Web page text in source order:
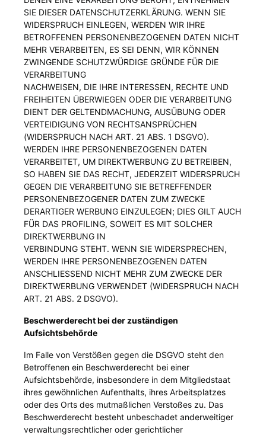
SIE DIESER DATENSCHUTZERKLÄRUNG. WENN SIE
WIDERSPRUCH EINLEGEN, WERDEN WIR IHRE
BETROFFENEN PERSONENBEZOGENEN DATEN NICHT
MEHR VERARBEITEN, ES SEI DENN, WIR KÖNNEN
ZWINGENDE SCHUTZWÜRDIGE GRÜNDE FÜR DIE
VERARBEITUNG
NACHWEISEN, DIE IHRE INTERESSEN, RECHTE UND
FREIHEITEN ÜBERWIEGEN ODER DIE VERARBEITUNG
DIENT DER GELTENDMACHUNG, AUSÜBUNG ODER
VERTEIDIGUNG VON RECHTSANSPRÜCHEN
(WIDERSPRUCH NACH ART. 21 ABS. 1 DSGVO).
WERDEN IHRE PERSONENBEZOGENEN DATEN
VERARBEITET, UM DIREKTWERBUNG ZU BETREIBEN,
SO HABEN SIE DAS RECHT, JEDERZEIT WIDERSPRUCH
GEGEN DIE VERARBEITUNG SIE BETREFFENDER
PERSONENBEZOGENER DATEN ZUM ZWECKE
DERARTIGER WERBUNG EINZULEGEN; DIES GILT AUCH
FÜR DAS PROFILING, SOWEIT ES MIT SOLCHER
DIREKTWERBUNG IN
VERBINDUNG STEHT. WENN SIE WIDERSPRECHEN,
WERDEN IHRE PERSONENBEZOGENEN DATEN
ANSCHLIESSEND NICHT MEHR ZUM ZWECKE DER
DIREKTWERBUNG VERWENDET (WIDERSPRUCH NACH
ART. 21 ABS. 2 DSGVO).
Beschwerderecht bei der zuständigen
Aufsichtsbehörde
Im Falle von Verstößen gegen die DSGVO steht den
Betroffenen ein Beschwerderecht bei einer
Aufsichtsbehörde, insbesondere in dem Mitgliedstaat
ihres gewöhnlichen Aufenthalts, ihres Arbeitsplatzes
oder des Orts des mutmaßlichen Verstoßes zu. Das
Beschwerderecht besteht unbeschadet anderweitiger
verwaltungsrechtlicher oder gerichtlicher